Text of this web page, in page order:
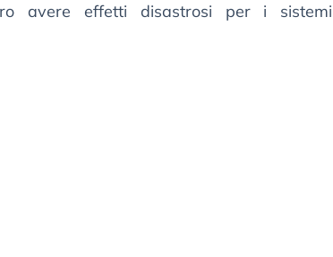
avere effetti disastrosi per i sistemi